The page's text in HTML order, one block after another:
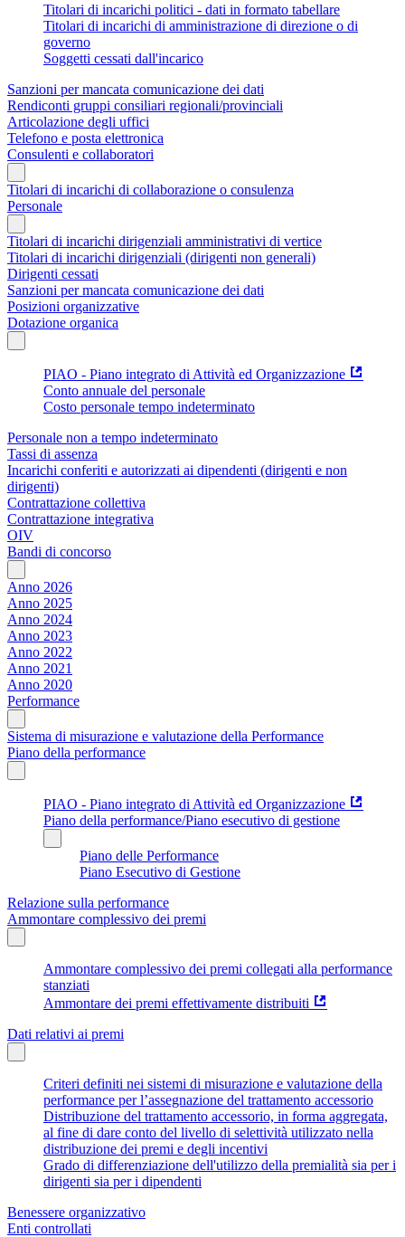
Titolari di incarichi politici - dati in formato tabellare
Titolari di incarichi di amministrazione di direzione o di
governo
Soggetti cessati dall'incarico
Sanzioni per mancata comunicazione dei dati
Rendiconti gruppi consiliari regionali/provinciali
Articolazione degli uffici
Telefono e posta elettronica
Consulenti e collaboratori
Titolari di incarichi di collaborazione o consulenza
Personale
Titolari di incarichi dirigenziali amministrativi di vertice
Titolari di incarichi dirigenziali (dirigenti non generali)
Dirigenti cessati
Sanzioni per mancata comunicazione dei dati
Posizioni organizzative
Dotazione organica
PIAO - Piano integrato di Attività ed Organizzazione
Conto annuale del personale
Costo personale tempo indeterminato
Personale non a tempo indeterminato
Tassi di assenza
Incarichi conferiti e autorizzati ai dipendenti (dirigenti e non
dirigenti)
Contrattazione collettiva
Contrattazione integrativa
OIV
Bandi di concorso
Anno 2026
Anno 2025
Anno 2024
Anno 2023
Anno 2022
Anno 2021
Anno 2020
Performance
Sistema di misurazione e valutazione della Performance
Piano della performance
PIAO - Piano integrato di Attività ed Organizzazione
Piano della performance/Piano esecutivo di gestione
Piano delle Performance
Piano Esecutivo di Gestione
Relazione sulla performance
Ammontare complessivo dei premi
Ammontare complessivo dei premi collegati alla performance
stanziati
Ammontare dei premi effettivamente distribuiti
Dati relativi ai premi
Criteri definiti nei sistemi di misurazione e valutazione della
performance per l’assegnazione del trattamento accessorio
Distribuzione del trattamento accessorio, in forma aggregata,
al fine di dare conto del livello di selettività utilizzato nella
distribuzione dei premi e degli incentivi
Grado di differenziazione dell'utilizzo della premialità sia per i
dirigenti sia per i dipendenti
Benessere organizzativo
Enti controllati